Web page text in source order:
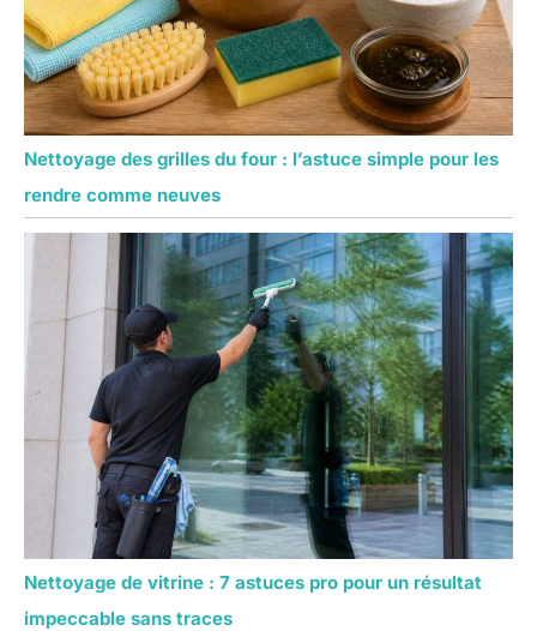
automatique et
laissez le robot
nettoyer à sec. 3.
Appuyez sur le
bouton pendant plus
de 3 secondes pour
démarrer le robot.
le démarrage, vérifiez
l’installation de
l’anneau de
nettoyage inférieur.
Nettoyage des grilles du four : l’astuce simple pour les
rendre comme neuves
Nettoyage de vitrine : 7 astuces pro pour un résultat
impeccable sans traces